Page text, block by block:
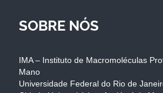
SOBRE NÓS
IMA – Instituto de Macromoléculas
Mano
Universidade Federal do Rio de